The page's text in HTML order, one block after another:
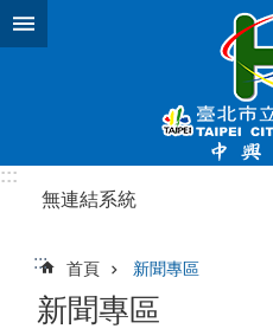
跳到主要內容區塊
:::
無連結系統
::: 首頁 新聞專區
新聞專區